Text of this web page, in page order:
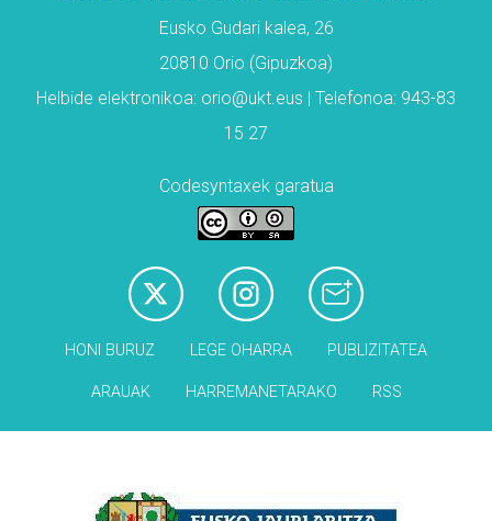
Eusko Gudari kalea, 26
20810 Orio (Gipuzkoa)
Helbide elektronikoa: orio@ukt.eus | Telefonoa: 943-83
15 27
Codesyntaxek garatua
HONI BURUZ LEGE OHARRA PUBLIZITATEA
ARAUAK HARREMANETARAKO RSS